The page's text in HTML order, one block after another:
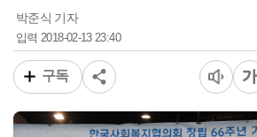
박준식 기자
입력 2018-02-13 23:40
구독